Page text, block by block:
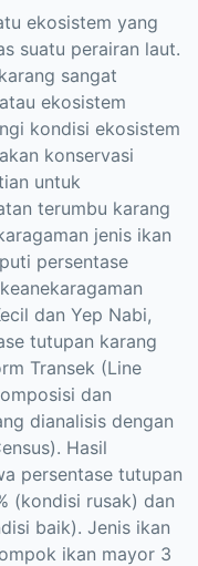
ekosistem yang
suatu perairan laut.
sangat
ekosistem
kondisi ekosistem
konservasi
untuk
terumbu karang
jenis ikan
persentase
dan Yep Nabi,
tutupan karang
Transek (Line
dan
dianalisis dengan
Hasil
persentase tutupan
(kondisi rusak) dan
baik). Jenis ikan
ikan mayor 3